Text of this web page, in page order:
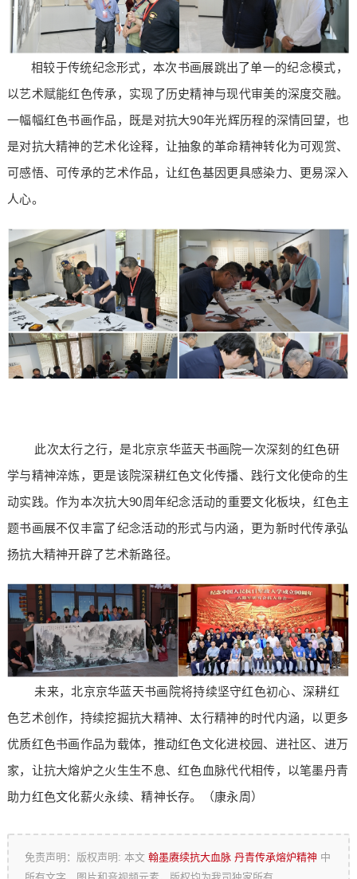
相较于传统纪念形式，本次书画展跳出了单一的纪念模式，
以艺术赋能红色传承，实现了历史精神与现代审美的深度交融。
一幅幅红色书画作品，既是对抗大90年光辉历程的深情回望，也
是对抗大精神的艺术化诠释，让抽象的革命精神转化为可观赏、
可感悟、可传承的艺术作品，让红色基因更具感染力、更易深入
人心。
此次太行之行，是北京京华蓝天书画院一次深刻的红色研
学与精神淬炼，更是该院深耕红色文化传播、践行文化使命的生
动实践。作为本次抗大90周年纪念活动的重要文化板块，红色主
题书画展不仅丰富了纪念活动的形式与内涵，更为新时代传承弘
扬抗大精神开辟了艺术新路径。
未来，北京京华蓝天书画院将持续坚守红色初心、深耕红
色艺术创作，持续挖掘抗大精神、太行精神的时代内涵，以更多
优质红色书画作品为载体，推动红色文化进校园、进社区、进万
家，让抗大熔炉之火生生不息、红色血脉代代相传，以笔墨丹青
助力红色文化薪火永续、精神长存。（康永周）
免责声明：版权声明: 本文翰墨赓续抗大血脉 丹青传承熔炉精神 中